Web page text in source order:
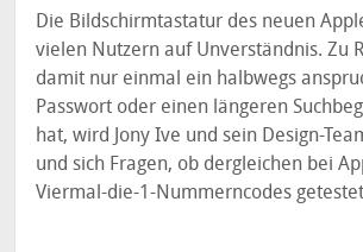
Die Bildschirmtastatur des neuen
vielen Nutzern auf Unverständnis. Zu
damit nur einmal ein halbwegs
Passwort oder einen längeren
hat, wird Jony Ive und sein Design-
und sich Fragen, ob dergleichen bei
Viermal-die-1-Nummerncodes